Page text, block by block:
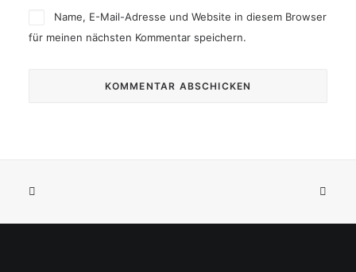
Name, E-Mail-Adresse und Website in diesem Browser
für meinen nächsten Kommentar speichern.